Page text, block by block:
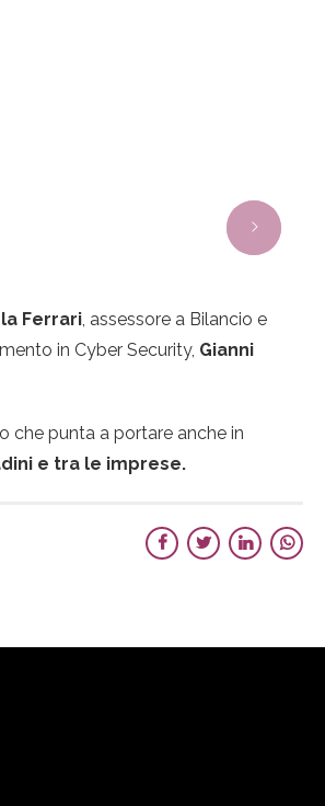
Ferrari, assessore a Bilancio e
in Cyber Security, Gianni
che punta a portare anche in
e tra le imprese.